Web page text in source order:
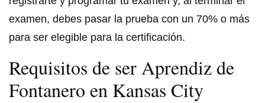
examen, debes pasar la prueba con un 70% o más
para ser elegible para la certificación.
Requisitos de ser Aprendiz de
Fontanero en Kansas City